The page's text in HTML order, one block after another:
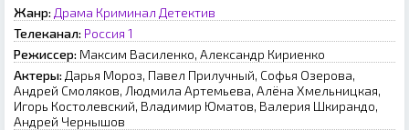
Жанр: Драма Криминал Детектив
Телеканал: Россия 1
Режиссер: Максим Василенко, Александр Кириенко
Актеры: Дарья Мороз, Павел Прилучный, Софья Озерова,
Андрей Смоляков, Людмила Артемьева, Алёна Хмельницкая,
Игорь Костолевский, Владимир Юматов, Валерия Шкирандо,
Андрей Чернышов